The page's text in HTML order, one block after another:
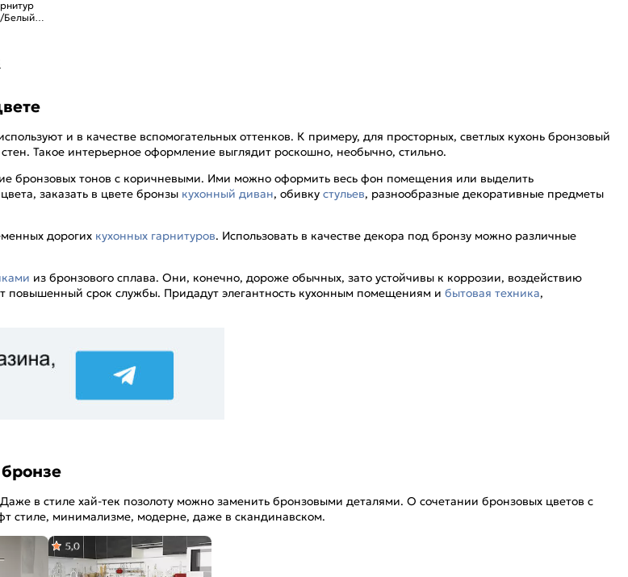
Белый
и в качестве вспомогательных оттенков. К примеру, для просторных, светлых кухонь бронзовый
Такое интерьерное оформление выглядит роскошно, необычно, стильно.
бронзовых тонов с коричневыми. Ими можно оформить весь фон помещения или выделить
заказать в цвете бронзы кухонный диван, обивку стульев, разнообразные декоративные предметы
дорогих кухонных гарнитуров. Использовать в качестве декора под бронзу можно различные
из бронзового сплава. Они, конечно, дороже обычных, зато устойчивы к коррозии, воздействию
срок службы. Придадут элегантность кухонным помещениям и бытовая техника,
в стиле хай-тек позолоту можно заменить бронзовыми деталями. О сочетании бронзовых цветов с
стиле, минимализме, модерне, даже в скандинавском.
5,0